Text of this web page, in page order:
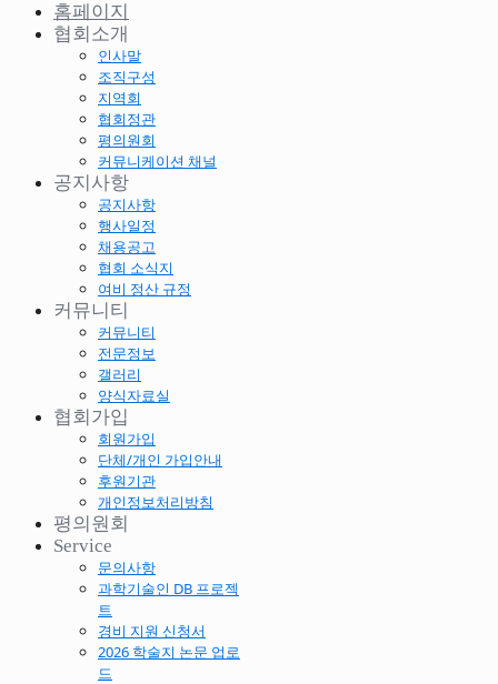
홈페이지
협회소개
인사말
조직구성
지역회
협회정관
평의원회
커뮤니케이션 채널
공지사항
공지사항
행사일정
채용공고
협회 소식지
여비 정산 규정
커뮤니티
커뮤니티
전문정보
갤러리
양식자료실
협회가입
회원가입
단체/개인 가입안내
후원기관
개인정보처리방침
평의원회
Service
문의사항
과학기술인 DB 프로젝
트
경비 지원 신청서
2026 학술지 논문 업로
드